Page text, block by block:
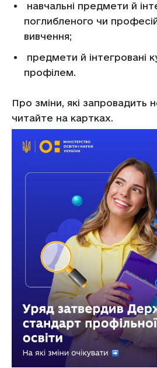
навчальні предмети й
поглибленого чи
вивчення;
предмети й інтегровані
профілем.
Про зміни, які запровадить
читайте на картках.